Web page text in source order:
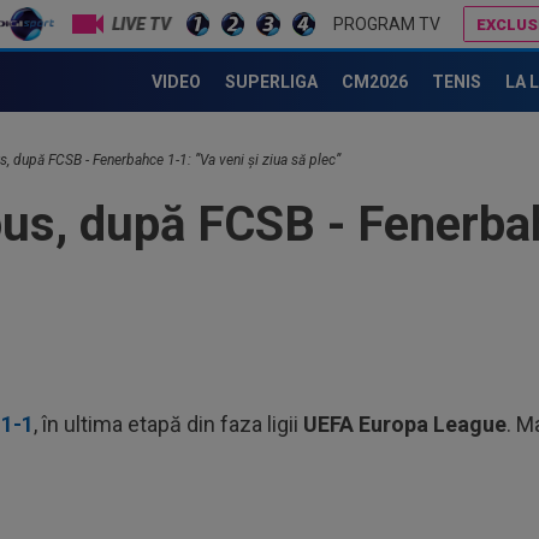
LIVE TV PROGRAM TV
VIDEO SUPERLIGA CM2026 TENIS LA
după FCSB - Fenerbahce 1-1: ”Va veni și ziua să plec”
după FCSB -
1, în ultima etapă din faza ligii UEFA Europa League.